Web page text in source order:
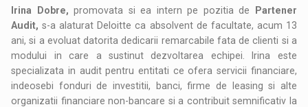
Irina Dobre,promovata si ea intern pe pozitia de
Partener
Audit, s-a alaturat Deloitte ca absolvent de facultate, acum 13
ani, si a evoluat datorita dedicarii remarcabile fata de clienti si a
modului in care a sustinut dezvoltarea echipei. Irina este
specializata in audit pentru entitati ce ofera servicii financiare,
indeosebi fonduri de investitii, banci, firme de leasing si alte
organizatii financiare non-bancare si a contribuit semnificativ la